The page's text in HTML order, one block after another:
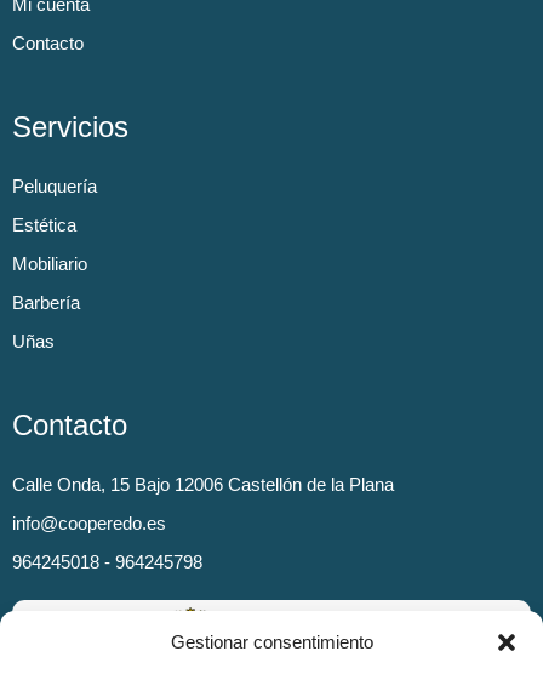
Gestionar consentimiento
Mi cuenta
Contacto
Servicios
Peluquería
Estética
Mobiliario
Barbería
Uñas
Contacto
Calle Onda, 15 Bajo 12006 Castellón de la Plana
info@cooperedo.es
964245018 - 964245798